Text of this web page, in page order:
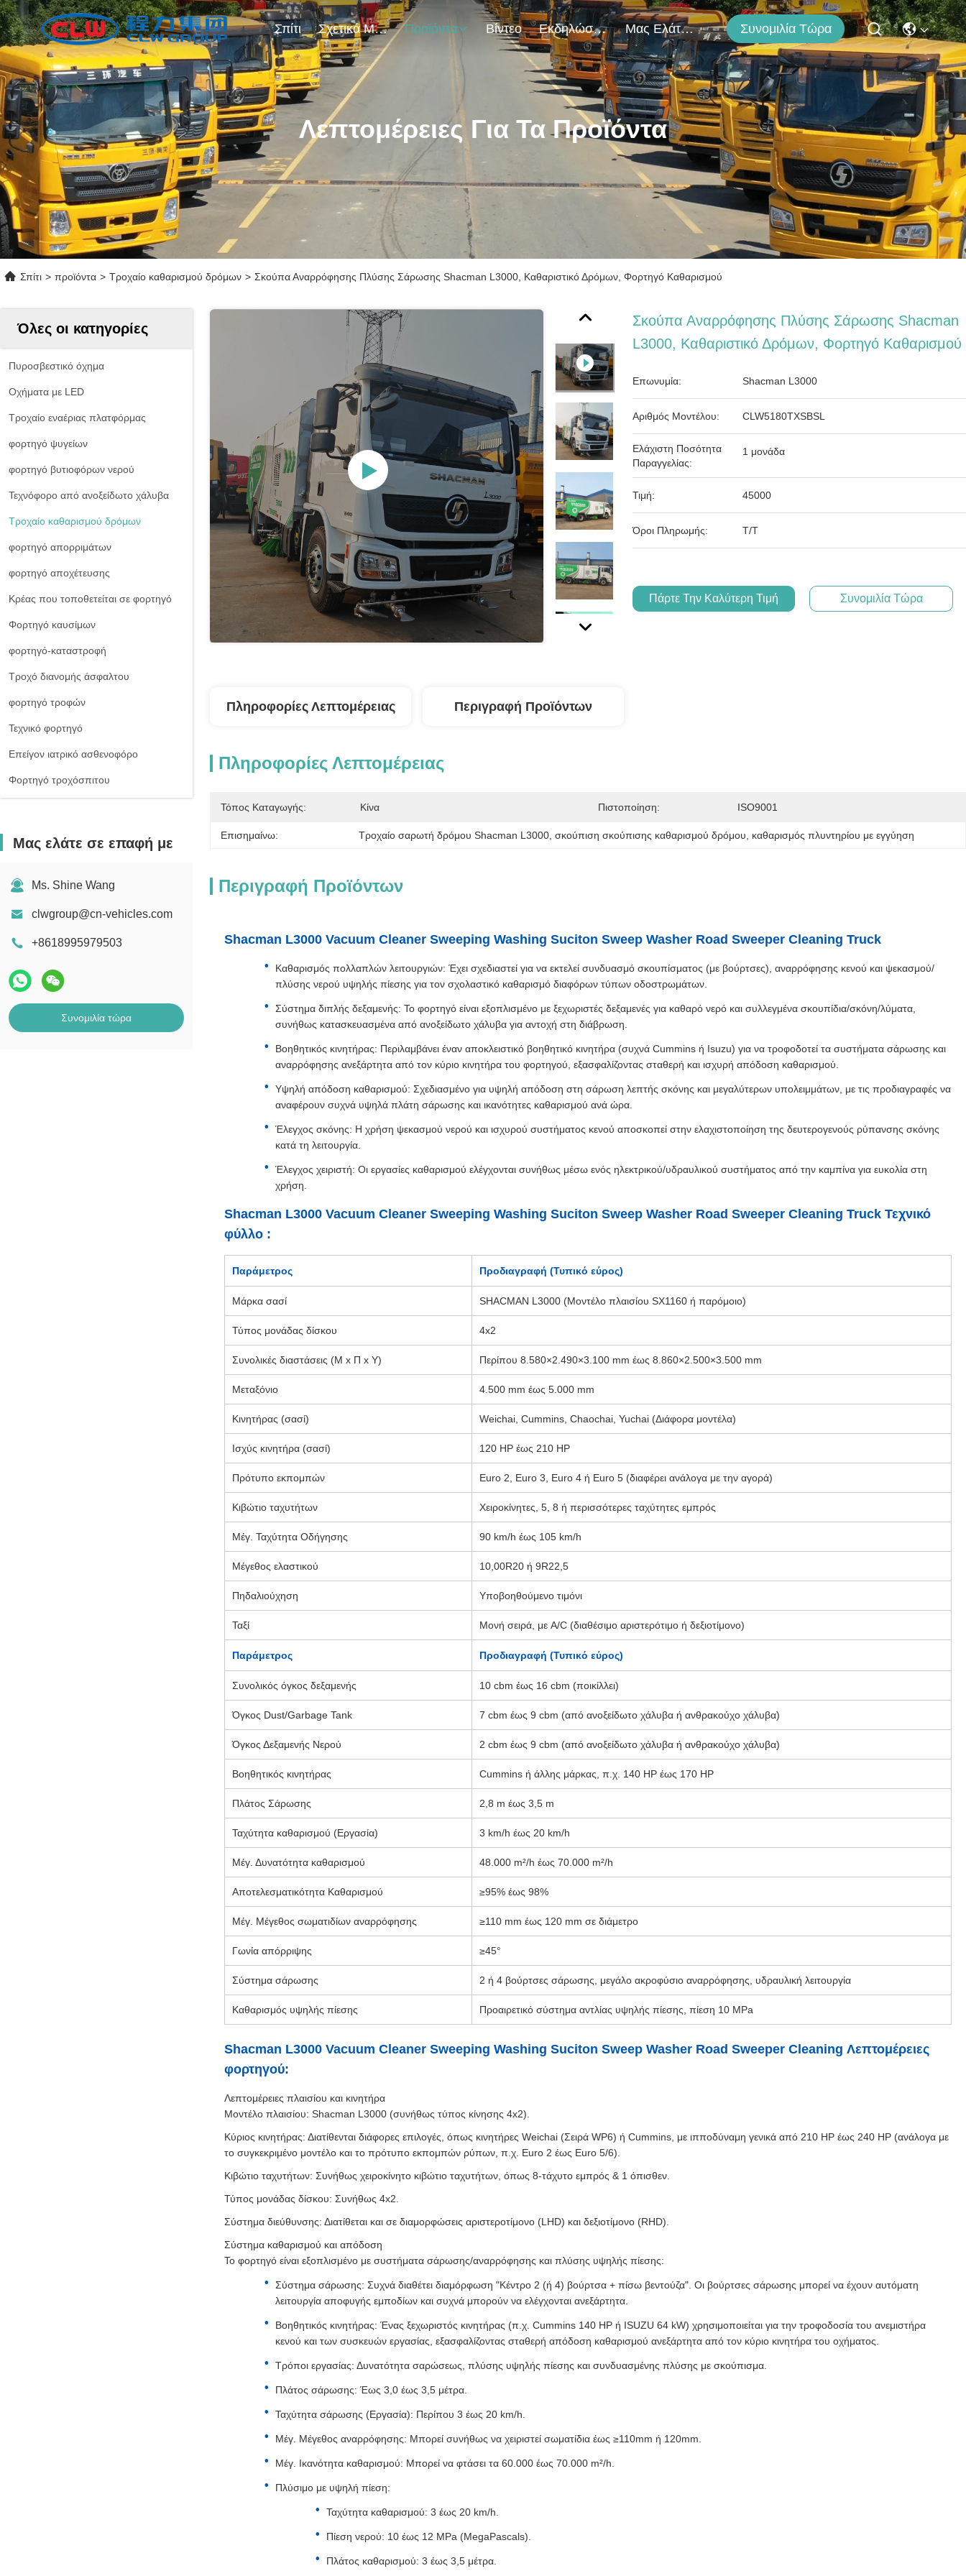
Σπίτι Σχετικά Με Εμάς Προϊόντα Βίντεο Εκδηλώσεις Μας Ελάτε Σε Επαφή Με Συνομιλία Τώρα
Λεπτομέρειες Για Τα Προϊόντα
Σπίτι > προϊόντα > Τροχαίο καθαρισμού δρόμων > Σκούπα Αναρρόφησης Πλύσης Σάρωσης Shacman L3000, Καθαριστικό Δρόμων, Φορτηγό Καθαρισμού
Όλες οι κατηγορίες
Πυροσβεστικό όχημα
Οχήματα με LED
Τροχαίο εναέριας πλατφόρμας
φορτηγό ψυγείων
φορτηγό βυτιοφόρων νερού
Τεχνόφορο από ανοξείδωτο χάλυβα
Τροχαίο καθαρισμού δρόμων
φορτηγό απορριμάτων
φορτηγό αποχέτευσης
Κρέας που τοποθετείται σε φορτηγό
Φορτηγό καυσίμων
φορτηγό-καταστροφή
Τροχό διανομής άσφαλτου
φορτηγό τροφών
Τεχνικό φορτηγό
Επείγον ιατρικό ασθενοφόρο
Φορτηγό τροχόσπιτου
Μας ελάτε σε επαφή με
Ms. Shine Wang
clwgroup@cn-vehicles.com
+8618995979503
Συνομιλία τώρα
Σκούπα Αναρρόφησης Πλύσης Σάρωσης Shacman
L3000, Καθαριστικό Δρόμων, Φορτηγό Καθαρισμού
Επωνυμία: Shacman L3000
Αριθμός Μοντέλου: CLW5180TXSBSL
Ελάχιστη Ποσότητα
Παραγγελίας:
1 μονάδα
Τιμή: 45000
Όροι Πληρωμής: T/T
Πάρτε Την Καλύτερη Τιμή Συνομιλία Τώρα
Πληροφορίες Λεπτομέρειας Περιγραφή Προϊόντων
Πληροφορίες Λεπτομέρειας
Τόπος Καταγωγής: Κίνα Πιστοποίηση: ISO9001
Επισημαίνω: Τροχαίο σαρωτή δρόμου Shacman L3000 σκούπιση σκούπισης καθαρισμού δρόμου καθαρισμός πλυντηρίου με εγγύηση
Περιγραφή Προϊόντων
Shacman L3000 Vacuum Cleaner Sweeping Washing Suciton Sweep Washer Road Sweeper Cleaning Truck
Καθαρισμός πολλαπλών λειτουργιών: Έχει σχεδιαστεί για να εκτελεί συνδυασμό σκουπίσματος (με βούρτσες), αναρρόφησης κενού και ψεκασμού/
πλύσης νερού υψηλής πίεσης για τον σχολαστικό καθαρισμό διαφόρων τύπων οδοστρωμάτων.
Σύστημα διπλής δεξαμενής: Το φορτηγό είναι εξοπλισμένο με ξεχωριστές δεξαμενές για καθαρό νερό και συλλεγμένα σκουπίδια/σκόνη/λύματα,
συνήθως κατασκευασμένα από ανοξείδωτο χάλυβα για αντοχή στη διάβρωση.
Βοηθητικός κινητήρας: Περιλαμβάνει έναν αποκλειστικό βοηθητικό κινητήρα (συχνά Cummins ή Isuzu) για να τροφοδοτεί τα συστήματα σάρωσης και
αναρρόφησης ανεξάρτητα από τον κύριο κινητήρα του φορτηγού, εξασφαλίζοντας σταθερή και ισχυρή απόδοση καθαρισμού.
Υψηλή απόδοση καθαρισμού: Σχεδιασμένο για υψηλή απόδοση στη σάρωση λεπτής σκόνης και μεγαλύτερων υπολειμμάτων, με τις προδιαγραφές να
αναφέρουν συχνά υψηλά πλάτη σάρωσης και ικανότητες καθαρισμού ανά ώρα.
Έλεγχος σκόνης: Η χρήση ψεκασμού νερού και ισχυρού συστήματος κενού αποσκοπεί στην ελαχιστοποίηση της δευτερογενούς ρύπανσης σκόνης
κατά τη λειτουργία.
Έλεγχος χειριστή: Οι εργασίες καθαρισμού ελέγχονται συνήθως μέσω ενός ηλεκτρικού/υδραυλικού συστήματος από την καμπίνα για ευκολία στη
χρήση.
Shacman L3000 Vacuum Cleaner Sweeping Washing Suciton Sweep Washer Road Sweeper Cleaning Truck Τεχνικό
φύλλο :
Παράμετρος Προδιαγραφή (Τυπικό εύρος)
Μάρκα σασί SHACMAN L3000 (Μοντέλο πλαισίου SX1160 ή παρόμοιο)
Τύπος μονάδας δίσκου 4x2
Συνολικές διαστάσεις (Μ x Π x Υ) Περίπου 8.580×2.490×3.100 mm έως 8.860×2.500×3.500 mm
Μεταξόνιο 4.500 mm έως 5.000 mm
Κινητήρας (σασί) Weichai, Cummins, Chaochai, Yuchai (Διάφορα μοντέλα)
Ισχύς κινητήρα (σασί) 120 HP έως 210 HP
Πρότυπο εκπομπών Euro 2, Euro 3, Euro 4 ή Euro 5 (διαφέρει ανάλογα με την αγορά)
Κιβώτιο ταχυτήτων Χειροκίνητες, 5, 8 ή περισσότερες ταχύτητες εμπρός
Μέγ. Ταχύτητα Οδήγησης 90 km/h έως 105 km/h
Μέγεθος ελαστικού 10,00R20 ή 9R22,5
Πηδαλιούχηση Υποβοηθούμενο τιμόνι
Ταξί Μονή σειρά, με A/C (διαθέσιμο αριστερότιμο ή δεξιοτίμονο)
Παράμετρος Προδιαγραφή (Τυπικό εύρος)
Συνολικός όγκος δεξαμενής 10 cbm έως 16 cbm (ποικίλλει)
Όγκος Dust/Garbage Tank 7 cbm έως 9 cbm (από ανοξείδωτο χάλυβα ή ανθρακούχο χάλυβα)
Όγκος Δεξαμενής Νερού 2 cbm έως 9 cbm (από ανοξείδωτο χάλυβα ή ανθρακούχο χάλυβα)
Βοηθητικός κινητήρας Cummins ή άλλης μάρκας, π.χ. 140 HP έως 170 HP
Πλάτος Σάρωσης 2,8 m έως 3,5 m
Ταχύτητα καθαρισμού (Εργασία) 3 km/h έως 20 km/h
Μέγ. Δυνατότητα καθαρισμού 48.000 m²/h έως 70.000 m²/h
Αποτελεσματικότητα Καθαρισμού ≥95% έως 98%
Μέγ. Μέγεθος σωματιδίων αναρρόφησης ≥110 mm έως 120 mm σε διάμετρο
Γωνία απόρριψης ≥45°
Σύστημα σάρωσης 2 ή 4 βούρτσες σάρωσης, μεγάλο ακροφύσιο αναρρόφησης, υδραυλική λειτουργία
Καθαρισμός υψηλής πίεσης Προαιρετικό σύστημα αντλίας υψηλής πίεσης, πίεση 10 MPa
Shacman L3000 Vacuum Cleaner Sweeping Washing Suciton Sweep Washer Road Sweeper Cleaning Λεπτομέρειες
φορτηγού:
Λεπτομέρειες πλαισίου και κινητήρα
Μοντέλο πλαισίου: Shacman L3000 (συνήθως τύπος κίνησης 4x2).
Κύριος κινητήρας: Διατίθενται διάφορες επιλογές, όπως κινητήρες Weichai (Σειρά WP6) ή Cummins, με ιπποδύναμη γενικά από 210 HP έως 240 HP (ανάλογα με
το συγκεκριμένο μοντέλο και το πρότυπο εκπομπών ρύπων, π.χ. Euro 2 έως Euro 5/6).
Κιβώτιο ταχυτήτων: Συνήθως χειροκίνητο κιβώτιο ταχυτήτων, όπως 8-τάχυτο εμπρός & 1 όπισθεν.
Τύπος μονάδας δίσκου: Συνήθως 4x2.
Σύστημα διεύθυνσης: Διατίθεται και σε διαμορφώσεις αριστεροτίμονο (LHD) και δεξιοτίμονο (RHD).
Σύστημα καθαρισμού και απόδοση
Το φορτηγό είναι εξοπλισμένο με συστήματα σάρωσης/αναρρόφησης και πλύσης υψηλής πίεσης:
Σύστημα σάρωσης: Συχνά διαθέτει διαμόρφωση "Κέντρο 2 (ή 4) βούρτσα + πίσω βεντούζα". Οι βούρτσες σάρωσης μπορεί να έχουν αυτόματη
λειτουργία αποφυγής εμποδίων και συχνά μπορούν να ελέγχονται ανεξάρτητα.
Βοηθητικός κινητήρας: Ένας ξεχωριστός κινητήρας (π.χ. Cummins 140 HP ή ISUZU 64 kW) χρησιμοποιείται για την τροφοδοσία του ανεμιστήρα
κενού και των συσκευών εργασίας, εξασφαλίζοντας σταθερή απόδοση καθαρισμού ανεξάρτητα από τον κύριο κινητήρα του οχήματος.
Τρόποι εργασίας: Δυνατότητα σαρώσεως, πλύσης υψηλής πίεσης και συνδυασμένης πλύσης με σκούπισμα.
Πλάτος σάρωσης: Έως 3,0 έως 3,5 μέτρα.
Ταχύτητα σάρωσης (Εργασία): Περίπου 3 έως 20 km/h.
Μέγ. Μέγεθος αναρρόφησης: Μπορεί συνήθως να χειριστεί σωματίδια έως ≥110mm ή 120mm.
Μέγ. Ικανότητα καθαρισμού: Μπορεί να φτάσει τα 60.000 έως 70.000 m²/h.
Πλύσιμο με υψηλή πίεση:
Ταχύτητα καθαρισμού: 3 έως 20 km/h.
Πίεση νερού: 10 έως 12 MPa (MegaPascals).
Πλάτος καθαρισμού: 3 έως 3,5 μέτρα.